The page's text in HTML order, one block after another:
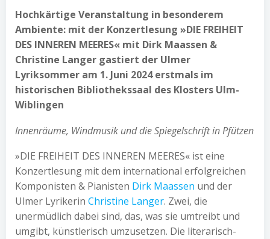
Hochkärtige Veranstaltung in besonderem
Ambiente: mit der Konzertlesung »DIE FREIHEIT
DES INNEREN MEERES« mit Dirk Maassen &
Christine Langer gastiert der Ulmer
Lyriksommer am 1. Juni 2024 erstmals im
historischen Bibliothekssaal des Klosters Ulm-
Wiblingen
Innenräume, Windmusik und die Spiegelschrift in Pfützen
»DIE FREIHEIT DES INNEREN MEERES« ist eine
Konzertlesung mit dem international erfolgreichen
Komponisten & Pianisten Dirk Maassen und der
Ulmer Lyrikerin Christine Langer. Zwei, die
unermüdlich dabei sind, das, was sie umtreibt und
umgibt, künstlerisch umzusetzen. Die literarisch-